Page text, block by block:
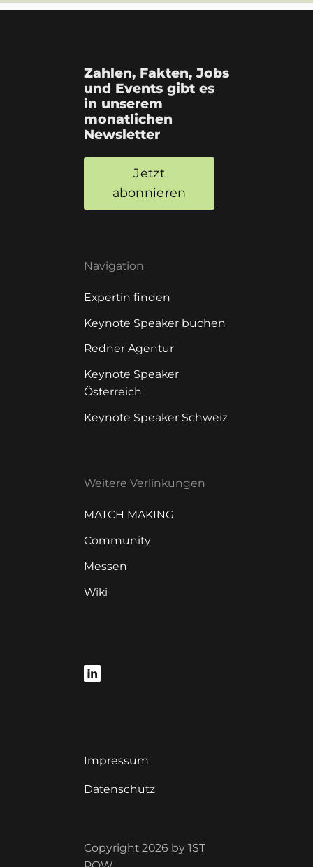
Zahlen, Fakten, Jobs
und Events gibt es
in unserem
monatlichen
Newsletter
Jetzt
abonnieren
Navigation
Expertin finden
Keynote Speaker buchen
Redner Agentur
Keynote Speaker
Österreich
Keynote Speaker Schweiz
Weitere Verlinkungen
MATCH MAKING
Community
Messen
Wiki
Impressum
Datenschutz
Copyright 2026 by 1ST